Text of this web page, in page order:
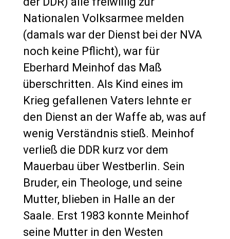
Nationalen Volksarmee melden
(damals war der Dienst bei der NVA
noch keine Pflicht), war für
Eberhard Meinhof das Maß
überschritten. Als Kind eines im
Krieg gefallenen Vaters lehnte er
den Dienst an der Waffe ab, was auf
wenig Verständnis stieß. Meinhof
verließ die DDR kurz vor dem
Mauerbau über Westberlin. Sein
Bruder, ein Theologe, und seine
Mutter, blieben in Halle an der
Saale. Erst 1983 konnte Meinhof
seine Mutter in den Westen